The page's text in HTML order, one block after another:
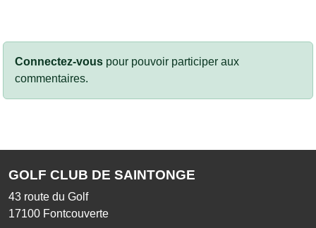
Connectez-vous pour pouvoir participer aux
commentaires.
GOLF CLUB DE SAINTONGE
43 route du Golf
17100 Fontcouverte